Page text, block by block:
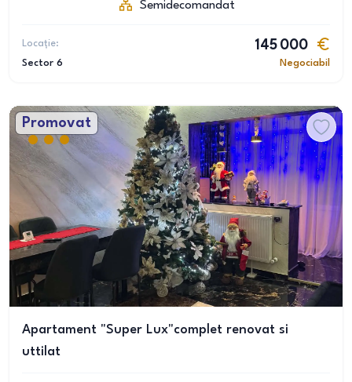
Semidecomandat
Locație:
Sector 6
145 000
Negociabil
Promovat
Apartament "Super Lux"complet renovat si
uttilat